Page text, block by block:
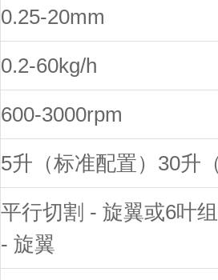
0.25-20mm
0.2-60kg/h
600-3000rpm
5升（标准配置） 30升
平行切割 - 旋翼或6叶
- 旋翼